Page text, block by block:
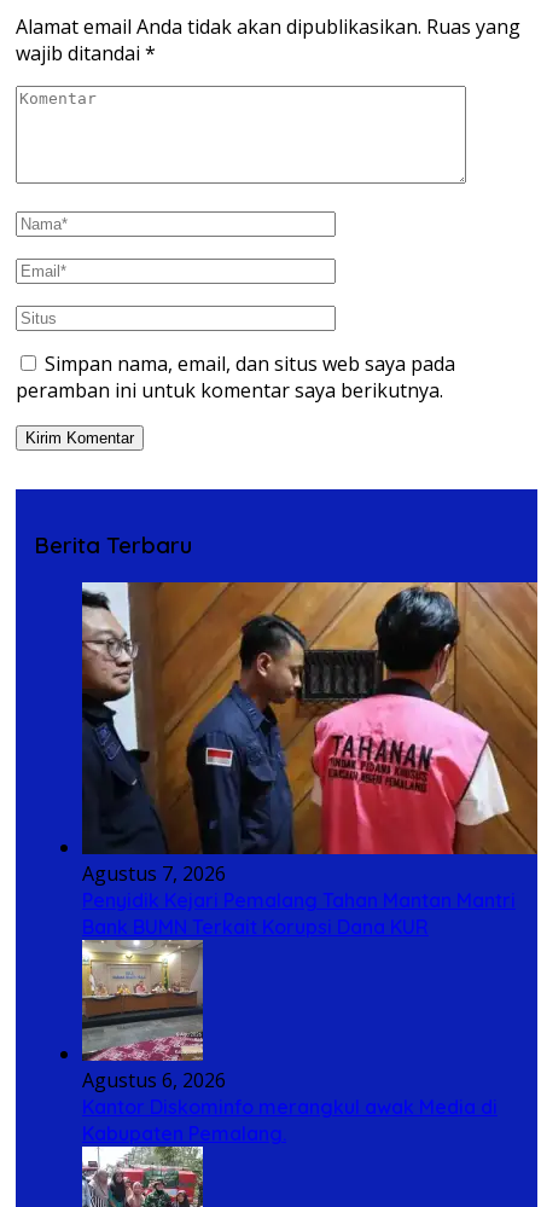
Alamat email Anda tidak akan dipublikasikan. Ruas yang
wajib ditandai *
Simpan nama, email, dan situs web saya pada
peramban ini untuk komentar saya berikutnya.
Berita Terbaru
Agustus 7, 2026
Penyidik Kejari Pemalang Tahan Mantan Mantri
Bank BUMN Terkait Korupsi Dana KUR
Agustus 6, 2026
Kantor Diskominfo merangkul awak Media di
Kabupaten Pemalang.